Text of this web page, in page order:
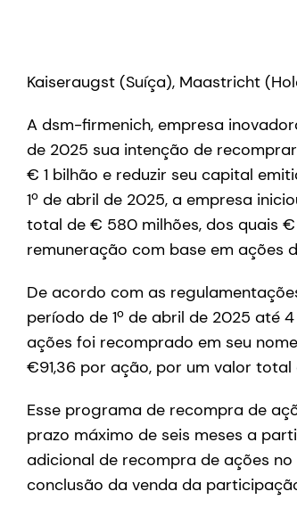
Kaiseraugst (Suíça), Maastricht
A dsm-firmenich, empresa
de 2025 sua intenção de
€ 1 bilhão e reduzir seu capital
1º de abril de 2025, a empresa
total de € 580 milhões, dos quais
remuneração com base em ações
De acordo com as
período de 1º de abril de 2025 até
ações foi recomprado em seu
€91,36 por ação, por um valor total
Esse programa de recompra de
prazo máximo de seis meses a
adicional de recompra de ações
conclusão da venda da